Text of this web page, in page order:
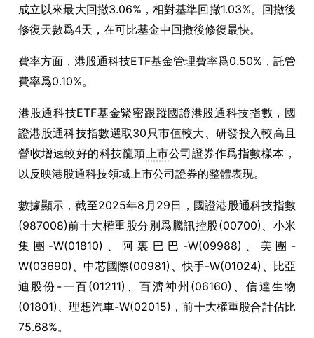
成立以來最大回撤3.06% ，相對基準回撤1.03%。回撤後
修復天數爲4天，在可比基金中回撤後修復最快。
費率方面，港股通科技ETF基金管理費率爲0.50% ，託管
費率爲0.10%。
港股通科技ETF基金緊密跟蹤國證港股通科技指數，國
證港股通科技指數選取30 只市值較大、研發投入較高且
營收增速較好的科技龍頭上市公司證券作爲指數樣本，
以反映港股通科技領域上市公司證券的整體表現。
數據顯示，截至2025年8 月 29日，國證港股通科技指數
(987008)前十大權重股分別爲騰訊控股(00700) 、小米
集團 -W(01810) 、阿裏巴巴 -W(09988) 、美團 -
W(03690) 、中芯國際(00981) 、快手-W(01024) 、比亞
迪股份 -一百(01211) 、百濟神州 (06160) 、信達生物
(01801) 、理想汽車-W(02015) ，前十大權重股合計佔比
75.68%。